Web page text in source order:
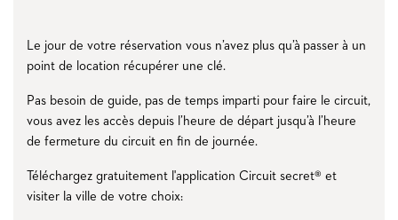
Le jour de votre réservation vous n’avez plus qu’à passer à un
point de location récupérer une clé.
Pas besoin de guide, pas de temps imparti pour faire le circuit,
vous avez les accès depuis l’heure de départ jusqu’à l’heure
de fermeture du circuit en fin de journée.
Téléchargez gratuitement l'application Circuit secret® et
visiter la ville de votre choix: